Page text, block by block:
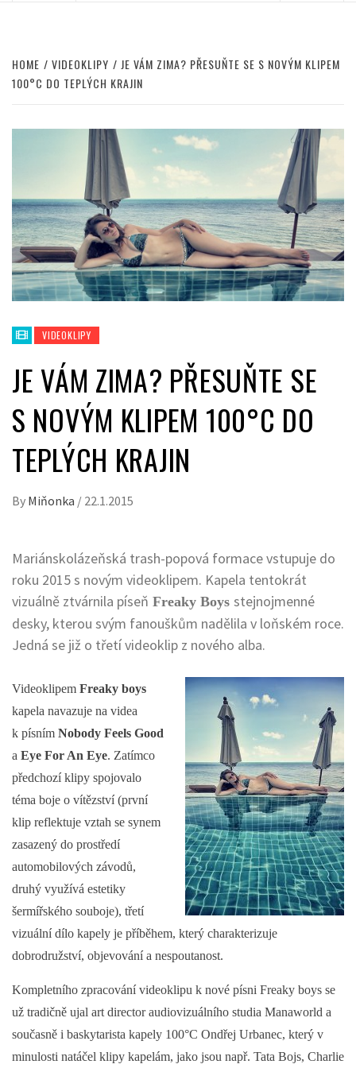
HOME VIDEOKLIPY
JE VÁM ZIMA? PŘESUŇTE SE S NOVÝM KLIPEM
100°C DO TEPLÝCH KRAJIN
VIDEOKLIPY
JE VÁM ZIMA? PŘESUŇTE SE
S NOVÝM KLIPEM 100°C DO
TEPLÝCH KRAJIN
By Miňonka / 22.1.2015
Mariánskolázeňská trash-popová formace vstupuje do
roku 2015 s novým videoklipem. Kapela tentokrát
vizuálně ztvárnila píseň Freaky Boys stejnojmenné
desky, kterou svým fanouškům nadělila v loňském roce.
Jedná se již o třetí videoklip z nového alba.
Videoklipem Freaky boys
kapela navazuje na videa
k písním Nobody Feels Good
a Eye For An Eye. Zatímco
předchozí klipy spojovalo
téma boje o vítězství (první
klip reflektuje vztah se synem
zasazený do prostředí
automobilových závodů,
druhý využívá estetiky
šermířského souboje), třetí
vizuální dílo kapely je příběhem, který charakterizuje
dobrodružství, objevování a nespoutanost.
Kompletního zpracování videoklipu k nové písni Freaky boys se
už tradičně ujal art director audiovizuálního studia Manaworld a
současně i baskytarista kapely 100°C Ondřej Urbanec, který v
minulosti natáčel klipy kapelám, jako jsou např. Tata Bojs, Charlie